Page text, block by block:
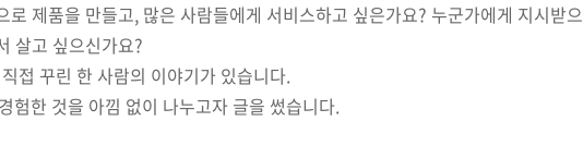
제품을 만들고, 많은 사람들에게 서비스하고 싶은가요? 누군가에게 지시받으
살고 싶으신가요?
접 꾸린 한 사람의 이야기가 있습니다.
험한 것을 아낌 없이 나누고자 글을 썼습니다.